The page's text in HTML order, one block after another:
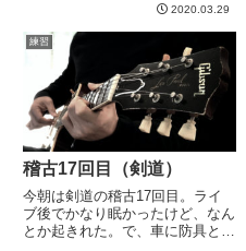
す。で、目的として指板上の音程
覚えようと思って取り組んだら割
とすぐできた＾＾完璧には程遠い
ですが、今まで結構ブラックボッ
クス...
2020.03.29
練習
稽古17回目（剣道）
今朝は剣道の稽古17回目。ライ
ブ後でかなり眠かったけど、なん
とか起きれた。で、車に防具と子